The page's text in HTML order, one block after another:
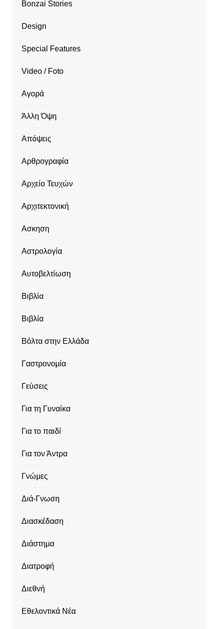
Bonzai Stories
Design
Special Features
Video / Foto
Αγορά
Άλλη Όψη
Απόψεις
Αρθρογραφία
Αρχείο Τευχών
Αρχιτεκτονική
Ασκηση
Αστρολογία
Αυτοβελτίωση
Βιβλία
Βιβλία
Βόλτα στην Ελλάδα
Γαστρονομία
Γεύσεις
Για τη Γυναίκα
Για το παιδί
Για τον Άντρα
Γνώμες
Διά-Γνωση
Διασκέδαση
Διάστημα
Διατροφή
Διεθνή
Εθελοντικά Νέα